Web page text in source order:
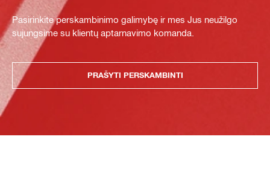
Pasirinkite perskambinimo galimybę ir mes Jus neužilgo
sujungsime su klientų aptarnavimo komanda.
PRAŠYTI PERSKAMBINTI